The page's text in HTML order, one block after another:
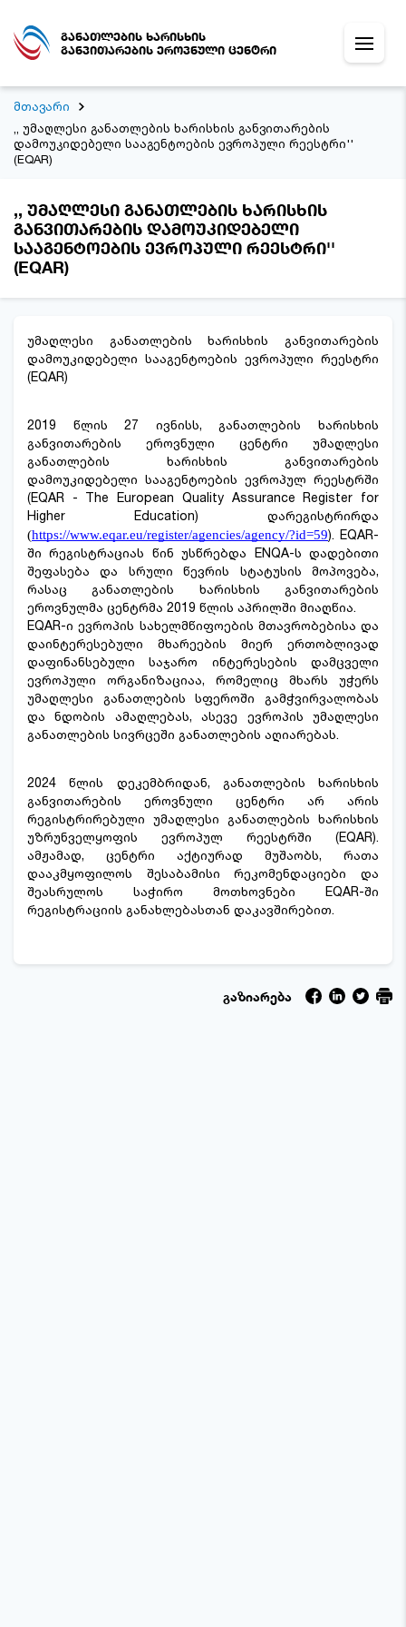
განათლების ხარისხის
განვითარების ეროვნული ცენტრი
მთავარი
,, უმაღლესი განათლების ხარისხის განვითარების
დამოუკიდებელი სააგენტოების ევროპული რეესტრი''
(EQAR)
,, უმაღლესი განათლების ხარისხის
განვითარების დამოუკიდებელი
სააგენტოების ევროპული რეესტრი''
(EQAR)
უმაღლესი განათლების ხარისხის განვითარების
დამოუკიდებელი სააგენტოების ევროპული რეესტრი
(EQAR)
2019 წლის 27 ივნისს, განათლების ხარისხის
განვითარების ეროვნული ცენტრი უმაღლესი
განათლების ხარისხის განვითარების
დამოუკიდებელი სააგენტოების ევროპულ რეესტრში
(EQAR - The European Quality Assurance Register for
Higher Education) დარეგისტრირდა
(https://www.eqar.eu/register/agencies/agency/?id=59). EQAR-
ში რეგისტრაციას წინ უსწრებდა ENQA-ს დადებითი
შეფასება და სრული წევრის სტატუსის მოპოვება,
რასაც განათლების ხარისხის განვითარების
ეროვნულმა ცენტრმა 2019 წლის აპრილში მიაღწია.
EQAR-ი ევროპის სახელმწიფოების მთავრობებისა და
დაინტერესებული მხარეების მიერ ერთობლივად
დაფინანსებული საჯარო ინტერესების დამცველი
ევროპული ორგანიზაციაა, რომელიც მხარს უჭერს
უმაღლესი განათლების სფეროში გამჭვირვალობას
და ნდობის ამაღლებას, ასევე ევროპის უმაღლესი
განათლების სივრცეში განათლების აღიარებას.
2024 წლის დეკემბრიდან, განათლების ხარისხის
განვითარების ეროვნული ცენტრი არ არის
რეგისტრირებული უმაღლესი განათლების ხარისხის
უზრუნველყოფის ევროპულ რეესტრში (EQAR).
ამჟამად, ცენტრი აქტიურად მუშაობს, რათა
დააკმყოფილოს შესაბამისი რეკომენდაციები და
შეასრულოს საჭირო მოთხოვნები EQAR-ში
რეგისტრაციის განახლებასთან დაკავშირებით.
გაზიარება